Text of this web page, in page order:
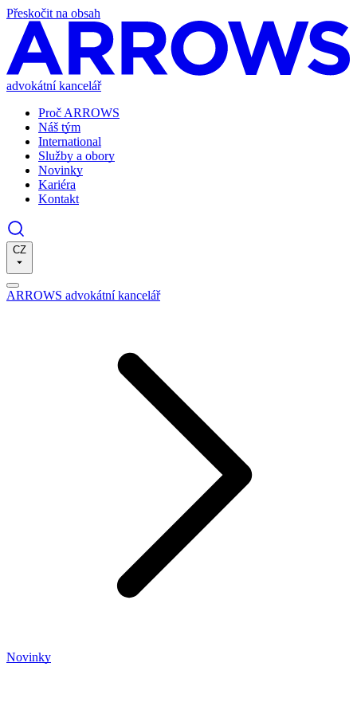
Přeskočit na obsah
advokátní kancelář
Proč ARROWS
Náš tým
International
Služby a obory
Novinky
Kariéra
Kontakt
CZ
ARROWS advokátní kancelář
Novinky